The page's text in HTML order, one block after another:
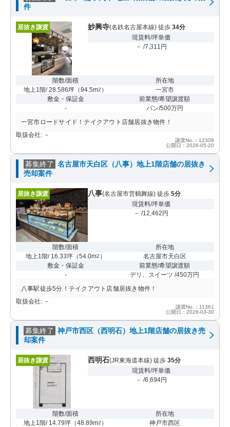
件
居抜き譲渡 妙興寺(名鉄名古屋本線) 徒歩 34分
現賃料/坪単価
－ /7,311円
階数/面積
地上1階/ 28.586坪 （94.5m2 ）
所在地
一宮市
敷金・保証金
-
前業態/希望譲渡額
パン/500万円
一宮市ロードサイド！テイクアウト店舗居抜き物件！
取扱会社: －
譲渡No.：12308
公開日：2026-05-20
募集終了 名古屋市天白区（八事）地上1階店舗の居抜き
売却案件
居抜き譲渡 八事(名古屋市営鶴舞線) 徒歩 5分
現賃料/坪単価
－ /12,462円
階数/面積
地上1階/ 16.33坪（54.0m2 ）
所在地
名古屋市天白区
敷金・保証金
-
前業態/希望譲渡額
デリ、スイーツ /450万円
八事駅徒歩5分！テイクアウト店舗居抜き物件！
取扱会社: －
譲渡No.：11361
公開日：2026-03-30
募集終了 神戸市西区（西明石）地上1階店舗の居抜き売
却案件
居抜き譲渡 西明石(JR東海道本線) 徒歩 35分
現賃料/坪単価
－ /6,694円
階数/面積
地上1階/ 14.79坪 （48.89m2 ）
所在地
神戸市西区